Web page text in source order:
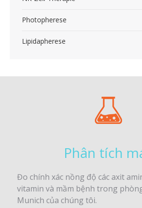
Photopherese
Lipidapherese
Phân tích
Đo chính xác nồng độ các axit
vitamin và mầm bệnh trong
Munich của chúng tôi.